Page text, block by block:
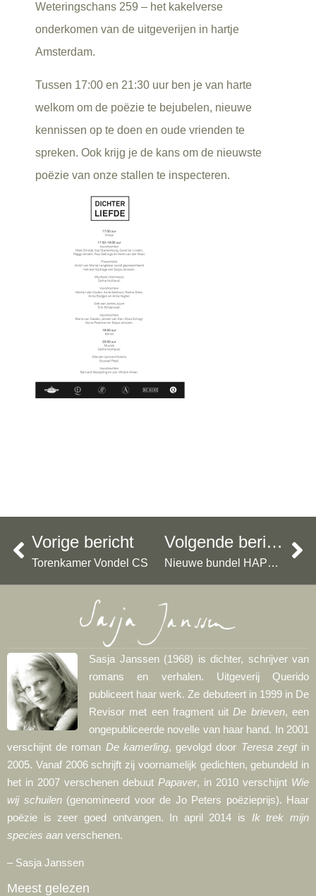
Weteringschans 259 – het kakelverse
onderkomen van de uitgeverijen in hartje
Amsterdam.
Tussen 17:00 en 21:30 uur ben je van harte
welkom om de poëzie te bejubelen, nieuwe
kennissen op te doen en oude vrienden te
spreken. Ook krijg je de kans om de nieuwste
poëzie van onze stallen te inspecteren.
Vorige bericht
Torenkamer Vondel CS
Volgende bericht
Nieuwe bundel HAPPY verschijnt in november bij Querido
Sasja Janssen (1968) is dichter, schrijver van
romans en verhalen. Uitgeverij Querido
publiceert haar werk. Ze debuteert in 1999 in De
Revisor met een fragment uitDe brieven, een
ongepubliceerde novelle van haar hand. In 2001
verschijnt de roman De kamerling, gevolgd door Teresa zegtin
2005. Vanaf 2006 schrijft zij voornamelijk gedichten, gebundeld in
het in 2007 verschenen debuut Papaver, in 2010 verschijnt Wie
wij schuilen(genomineerd voor de Jo Peters poëzieprijs). Haar
poëzie is zeer goed ontvangen. In april 2014 is Ik trek mijn
species aan verschenen.
– Sasja Janssen
Meest gelezen